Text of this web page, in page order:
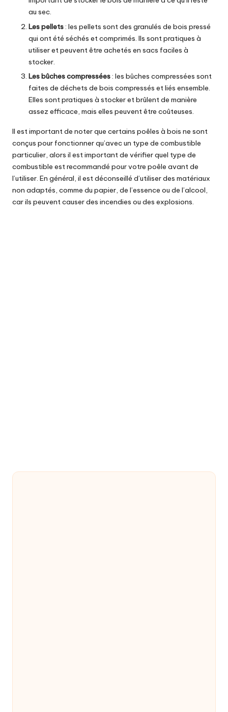
au sec.
Les pellets: les pellets sont des granulés de bois pressé
qui ont été séchés et comprimés. Ils sont pratiques à
utiliser et peuvent être achetés en sacs faciles à
stocker.
Les bûches compressées: les bûches compressées sont
faites de déchets de bois compressés et liés ensemble.
Elles sont pratiques à stocker et brûlent de manière
assez efficace, mais elles peuvent être coûteuses.
Il est important de noter que certains poêles à bois ne sont
conçus pour fonctionner qu’avec un type de combustible
particulier, alors il est important de vérifier quel type de
combustible est recommandé pour votre poêle avant de
l’utiliser. En général, il est déconseillé d’utiliser des matériaux
non adaptés, comme du papier, de l’essence ou de l’alcool,
car ils peuvent causer des incendies ou des explosions.